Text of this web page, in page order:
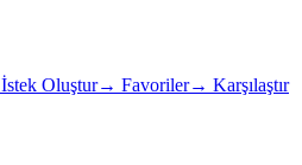
İstek Oluştur→ Favoriler→ Karşılaştır